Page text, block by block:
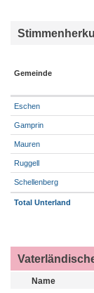
Gemeinde
Eschen
Gamprin
Mauren
Ruggell
Schellenberg
Total Unterland
Name